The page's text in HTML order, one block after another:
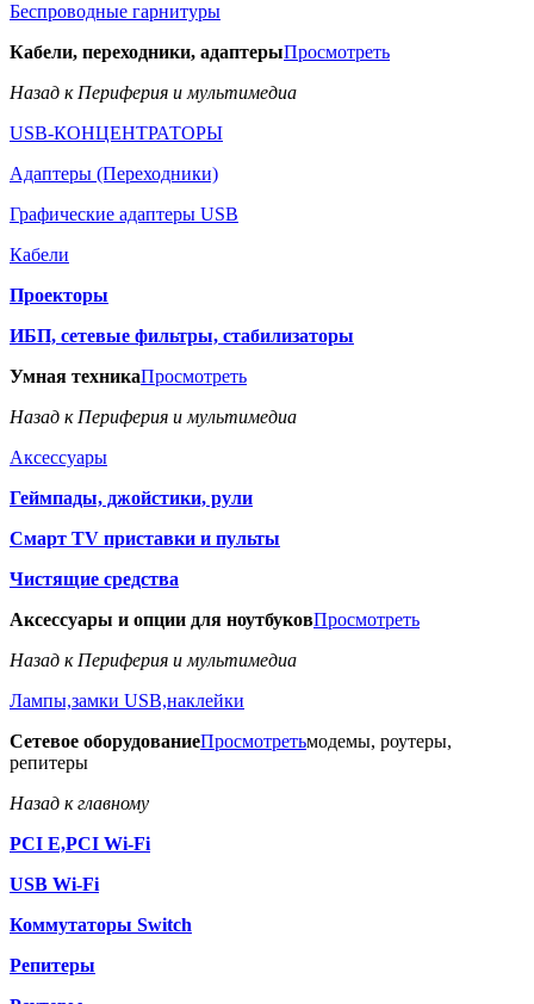
Беспроводные гарнитуры
Кабели, переходники, адаптерыПросмотреть
Назад к Периферия и мультимедиа
USB-КОНЦЕНТРАТОРЫ
Адаптеры (Переходники)
Графические адаптеры USB
Кабели
Проекторы
ИБП, сетевые фильтры, стабилизаторы
Умная техникаПросмотреть
Назад к Периферия и мультимедиа
Аксессуары
Геймпады, джойстики, рули
Смарт TV приставки и пульты
Чистящие средства
Аксессуары и опции для ноутбуковПросмотреть
Назад к Периферия и мультимедиа
Лампы,замки USB,наклейки
Сетевое оборудованиеПросмотретьмодемы, роутеры,
репитеры
Назад к главному
PCI E,PCI Wi-Fi
USB Wi-Fi
Коммутаторы Switch
Репитеры